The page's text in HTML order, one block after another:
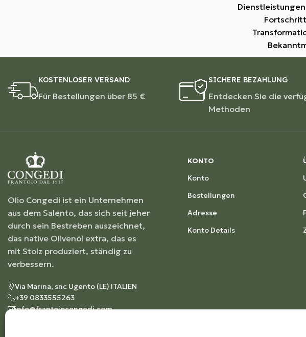
KOSTENLOSER VERSAND
Für Bestellungen über 85 €
SICHERE BEZAHLUNG
Entdecken Sie die
Methoden
Olio Congedi ist ein Unternehmen
aus dem Salento, das sich seit jeher
durch sein Bestreben auszeichnet,
das native Olivenöl extra, das es
mit Stolz produziert, ständig zu
verbessern.
Via Marina, snc Ugento (LE) ITALIEN
+39 0833555263
info@frantoiocongedi.com
KONTO
Konto
Bestellungen
Adresse
Konto Details